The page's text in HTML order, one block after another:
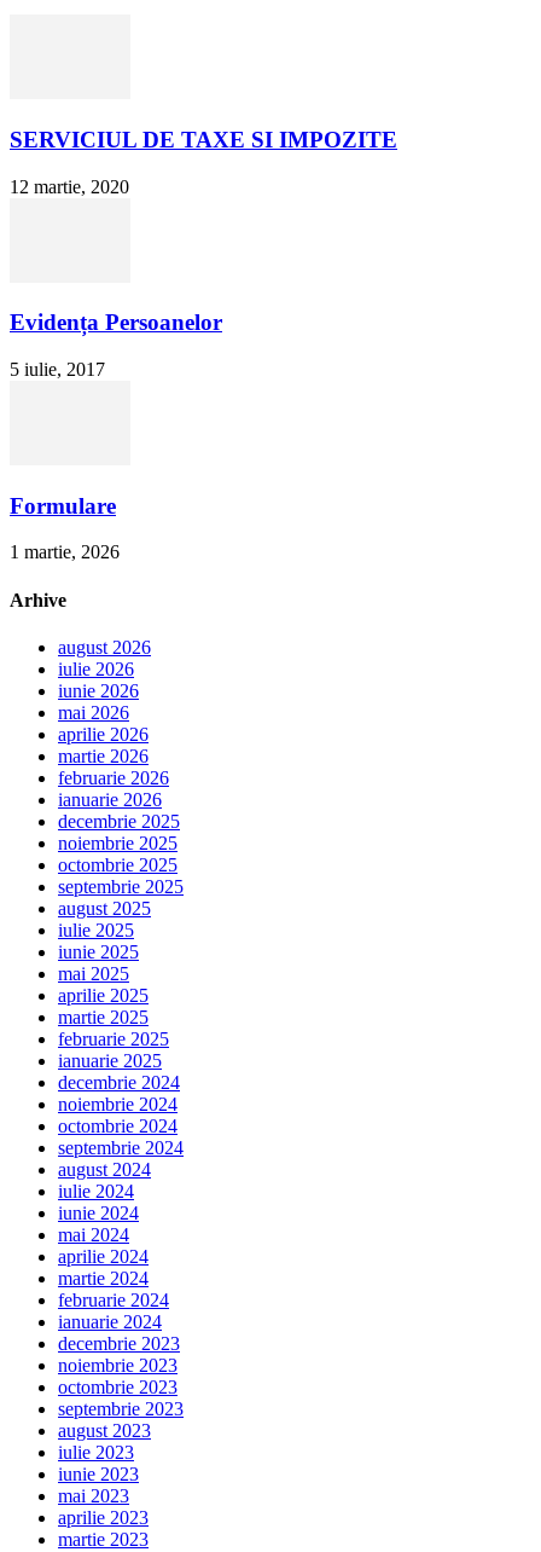
SERVICIUL DE TAXE SI IMPOZITE
12 martie, 2020
Evidența Persoanelor
5 iulie, 2017
Formulare
1 martie, 2026
Arhive
august 2026
iulie 2026
iunie 2026
mai 2026
aprilie 2026
martie 2026
februarie 2026
ianuarie 2026
decembrie 2025
noiembrie 2025
octombrie 2025
septembrie 2025
august 2025
iulie 2025
iunie 2025
mai 2025
aprilie 2025
martie 2025
februarie 2025
ianuarie 2025
decembrie 2024
noiembrie 2024
octombrie 2024
septembrie 2024
august 2024
iulie 2024
iunie 2024
mai 2024
aprilie 2024
martie 2024
februarie 2024
ianuarie 2024
decembrie 2023
noiembrie 2023
octombrie 2023
septembrie 2023
august 2023
iulie 2023
iunie 2023
mai 2023
aprilie 2023
martie 2023